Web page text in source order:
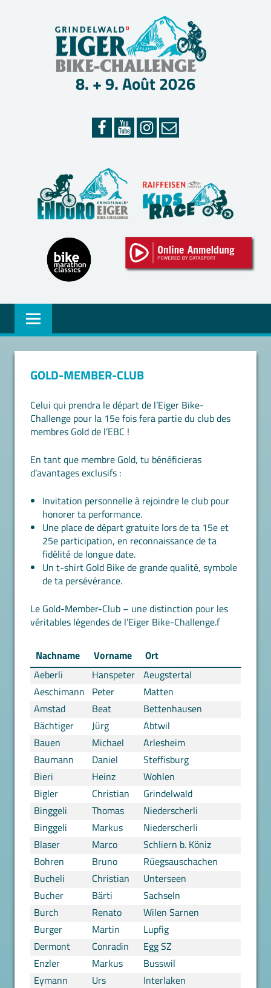
8. + 9. Août 2026
GOLD-MEMBER-CLUB
Celui qui prendra le départ de l’Eiger Bike-
Challenge pour la 15e fois fera partie du club des
membres Gold de l’EBC !
En tant que membre Gold, tu bénéficieras
d’avantages exclusifs :
Invitation personnelle à rejoindre le club pour
honorer ta performance.
Une place de départ gratuite lors de ta 15e et
25e participation, en reconnaissance de ta
fidélité de longue date.
Un t-shirt Gold Bike de grande qualité, symbole
de ta persévérance.
Le Gold-Member-Club – une distinction pour les
véritables légendes de l’Eiger Bike-Challenge.f
Nachname Vorname
Ort
Aeberli
Hanspeter
Aeugstertal
Aeschimann Peter
Matten
Amstad
Beat
Bettenhausen
Bächtiger
Jürg
Abtwil
Bauen
Michael
Arlesheim
Baumann
Daniel
Steffisburg
Bieri
Heinz
Wohlen
Bigler
Christian
Grindelwald
Binggeli
Thomas
Niederscherli
Binggeli
Markus
Niederscherli
Blaser
Marco
Schliern b. Köniz
Bohren
Bruno
Rüegsauschachen
Bucheli
Christian
Unterseen
Bucher
Bärti
Sachseln
Burch
Renato
Wilen Sarnen
Burger
Martin
Lupfig
Dermont
Conradin
Egg SZ
Enzler
Markus
Busswil
Eymann
Urs
Interlaken